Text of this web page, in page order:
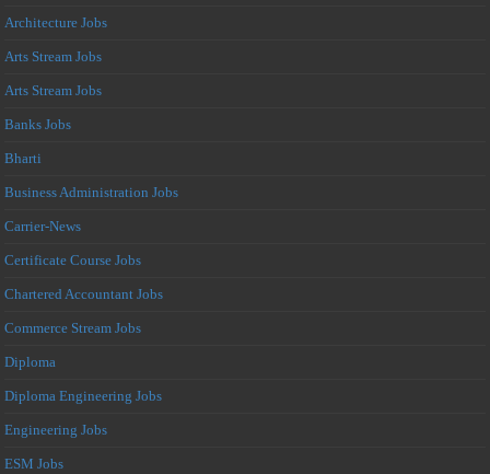
Architecture Jobs
Arts Stream Jobs
Arts Stream Jobs
Banks Jobs
Bharti
Business Administration Jobs
Carrier-News
Certificate Course Jobs
Chartered Accountant Jobs
Commerce Stream Jobs
Diploma
Diploma Engineering Jobs
Engineering Jobs
ESM Jobs